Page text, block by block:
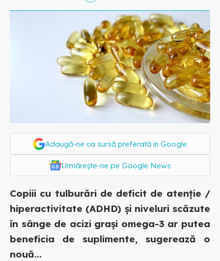
Adaugă-ne ca sursă preferată în Google
Urmărește-ne pe Google News
Copiii cu tulburări de deficit de atenție /
hiperactivitate (ADHD) și niveluri scăzute
în sânge de acizi grași omega-3 ar putea
beneficia de suplimente, sugerează o
nouă...